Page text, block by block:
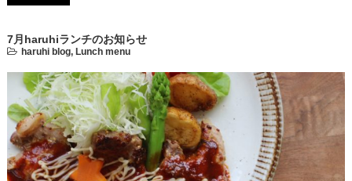
7月haruhiランチのお知らせ
haruhi blog, Lunch menu